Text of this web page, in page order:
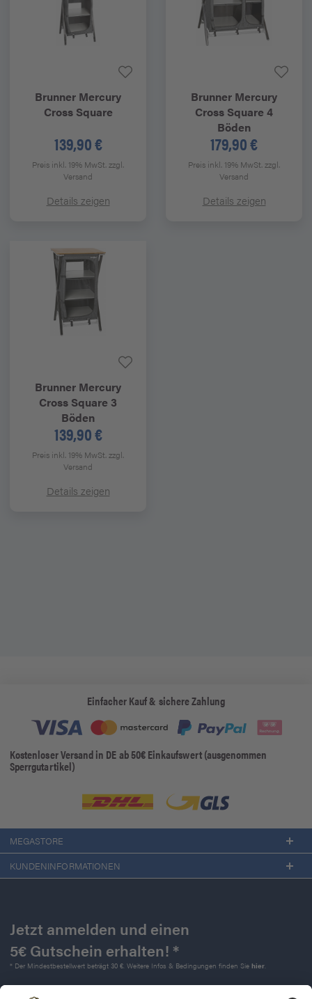
Brunner Mercury
Cross Square
139,90 €
Preis inkl. 19% MwSt.zzgl.
Versand
Details zeigen
Brunner Mercury
Cross Square 4
Böden
179,90 €
Preis inkl. 19% MwSt.zzgl.
Versand
Details zeigen
Brunner Mercury
Cross Square 3
Böden
139,90 €
Preis inkl. 19% MwSt.zzgl.
Versand
Details zeigen
Einfacher Kauf & sichere Zahlung
Kostenloser Versand in DE ab 50€ Einkaufswert (ausgenommen
Sperrgutartikel)
MEGASTORE
KUNDENINFORMATIONEN
Jetzt anmelden und einen
5€ Gutschein erhalten! *
* Der Mindestbestellwert beträgt 30 €. Weitere Infos & Bedingungen finden Sie hier.